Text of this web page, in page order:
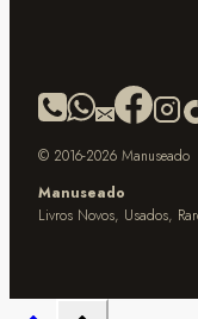
© 2016-2026 Manuseado
Manuseado
Livros Novos, Usados,